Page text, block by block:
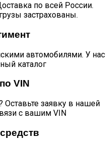
по всей России.
застрахованы.
автомобилями. У нас
каталог
VIN
Оставьте заявку в нашей
с вашим VIN